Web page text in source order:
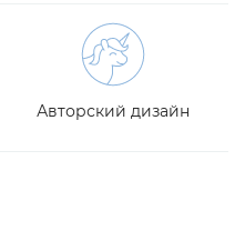
Авторский дизайн